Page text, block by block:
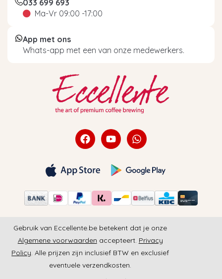
033 699 693
Ma-Vr 09:00 -17:00
App met ons
Whats-app met een van onze medewerkers.
Gebruik van Eccellente.be betekent dat je onze
Algemene voorwaarden accepteert. Privacy
Policy. Alle prijzen zijn inclusief BTW en exclusief
eventuele verzendkosten.